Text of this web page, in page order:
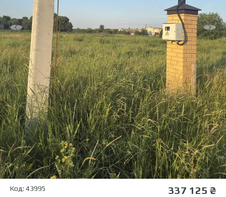
Код: 43995 337 125 ₴